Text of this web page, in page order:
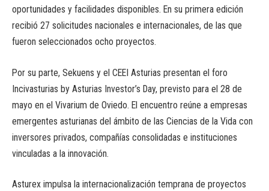
oportunidades y facilidades disponibles. En su primera edición
recibió 27 solicitudes nacionales e internacionales, de las que
fueron seleccionados ocho proyectos.
Por su parte, Sekuens y el CEEI Asturias presentan el foro
Incivasturias by Asturias Investor’s Day, previsto para el 28 de
mayo en el Vivarium de Oviedo. El encuentro reúne a empresas
emergentes asturianas del ámbito de las Ciencias de la Vida con
inversores privados, compañías consolidadas e instituciones
vinculadas a la innovación.
Asturex impulsa la internacionalización temprana de proyectos